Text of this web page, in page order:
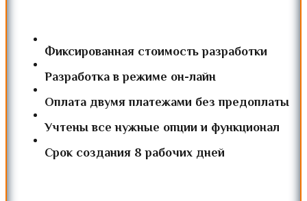
Фиксированная стоимость разработки
Разработка в режиме он-лайн
Оплата двумя платежами без предоплаты
Учтены все нужные опции и функционал
Срок создания 8 рабочих дней